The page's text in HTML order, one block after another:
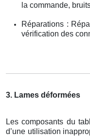
la commande,
Réparations :
vérification des
3. Lames déformées
Les composants du
d’une utilisation